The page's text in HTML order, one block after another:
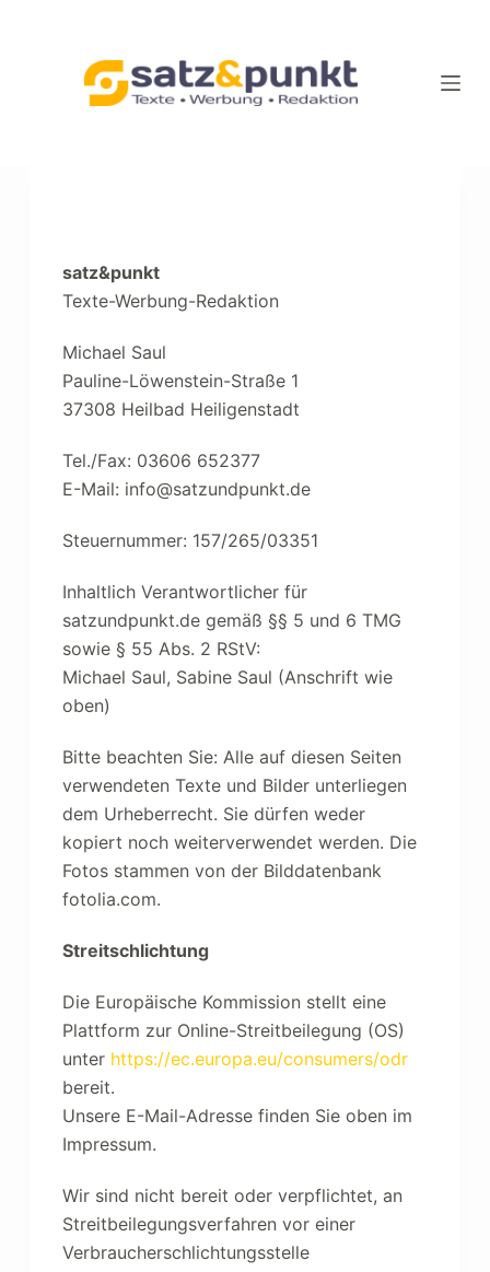
satz&punkt
Texte-Werbung-Redaktion
Michael Saul
Pauline-Löwenstein-Straße 1
37308 Heilbad Heiligenstadt
Tel./Fax: 03606 652377
E-Mail: info@satzundpunkt.de
Steuernummer: 157/265/03351
Inhaltlich Verantwortlicher für
satzundpunkt.de gemäß §§ 5 und 6 TMG
sowie § 55 Abs. 2 RStV:
Michael Saul, Sabine Saul (Anschrift wie
oben)
Bitte beachten Sie: Alle auf diesen Seiten
verwendeten Texte und Bilder unterliegen
dem Urheberrecht. Sie dürfen weder
kopiert noch weiterverwendet werden. Die
Fotos stammen von der Bilddatenbank
fotolia.com.
Streitschlichtung
Die Europäische Kommission stellt eine
Plattform zur Online-Streitbeilegung (OS)
unter https://ec.europa.eu/consumers/odr
bereit.
Unsere E-Mail-Adresse finden Sie oben im
Impressum.
Wir sind nicht bereit oder verpflichtet, an
Streitbeilegungsverfahren vor einer
Verbraucherschlichtungsstelle